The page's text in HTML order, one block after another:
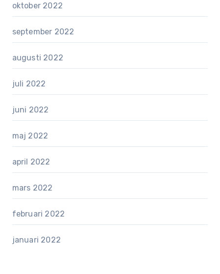
oktober 2022
september 2022
augusti 2022
juli 2022
juni 2022
maj 2022
april 2022
mars 2022
februari 2022
januari 2022